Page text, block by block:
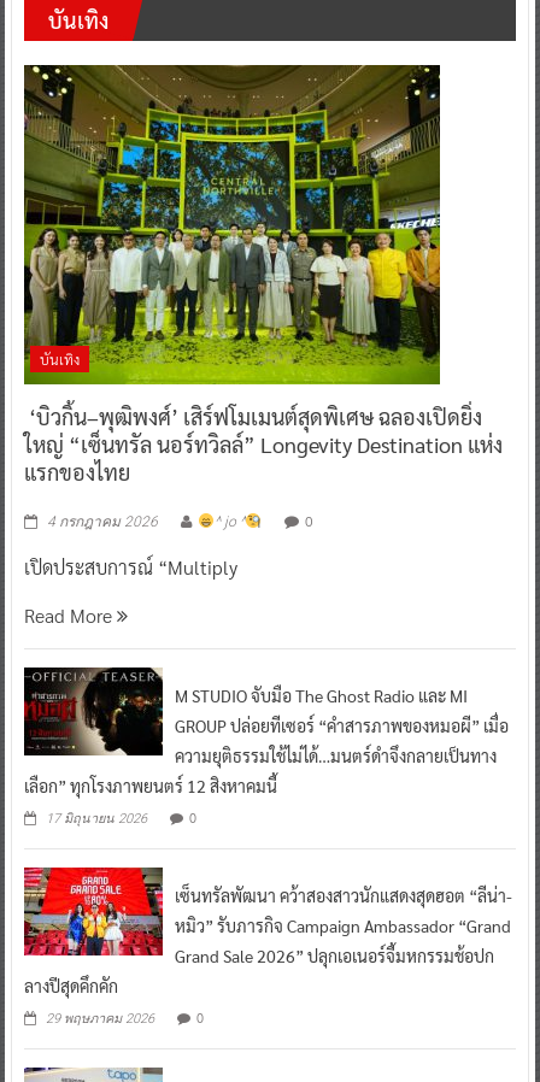
บันเทิง
บันเทิง
‘บิวกิ้น–พุฒิพงศ์’ เสิร์ฟโมเมนต์สุดพิเศษ ฉลองเปิดยิ่ง
ใหญ่ “เซ็นทรัล นอร์ทวิลล์” Longevity Destination แห่ง
แรกของไทย
4 กรกฎาคม 2026 ^ jo ^ 0
เปิดประสบการณ์ “Multiply
Read More
M STUDIO จับมือ The Ghost Radio และ MI
GROUP ปล่อยทีเซอร์ “คำสารภาพของหมอผี” เมื่อ
ความยุติธรรมใช้ไม่ได้…มนตร์ดำจึงกลายเป็นทาง
เลือก” ทุกโรงภาพยนตร์ 12 สิงหาคมนี้
17 มิถุนายน 2026 0
เซ็นทรัลพัฒนา คว้าสองสาวนักแสดงสุดฮอต “ลีน่า-
หมิว” รับภารกิจ Campaign Ambassador “Grand
Grand Sale 2026” ปลุกเอเนอร์จี้มหกรรมช้อปก
ลางปีสุดคึกคัก
29 พฤษภาคม 2026 0